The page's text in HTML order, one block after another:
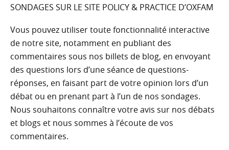
SONDAGES SUR LE SITE POLICY & PRACTICE D’OXFAM
Vous pouvez utiliser toute fonctionnalité interactive
de notre site, notamment en publiant des
commentaires sous nos billets de blog, en envoyant
des questions lors d’une séance de questions-
réponses, en faisant part de votre opinion lors d’un
débat ou en prenant part à l’un de nos sondages.
Nous souhaitons connaître votre avis sur nos débats
et blogs et nous sommes à l’écoute de vos
commentaires.